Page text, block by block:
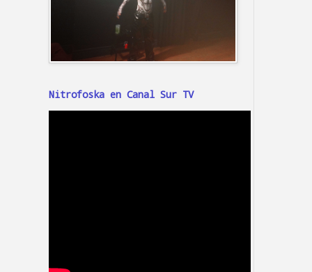
Nitrofoska en Canal Sur TV